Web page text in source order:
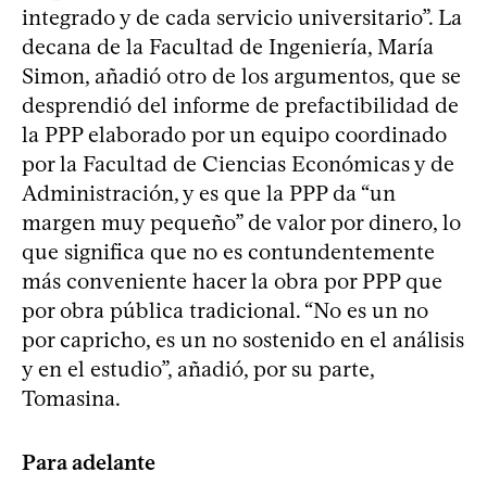
integrado y de cada servicio universitario”. La
decana de la Facultad de Ingeniería, María
Simon, añadió otro de los argumentos, que se
desprendió del informe de prefactibilidad de
la PPP elaborado por un equipo coordinado
por la Facultad de Ciencias Económicas y de
Administración, y es que la PPP da “un
margen muy pequeño” de valor por dinero, lo
que significa que no es contundentemente
más conveniente hacer la obra por PPP que
por obra pública tradicional. “No es un no
por capricho, es un no sostenido en el análisis
y en el estudio”, añadió, por su parte,
Tomasina.
Para adelante